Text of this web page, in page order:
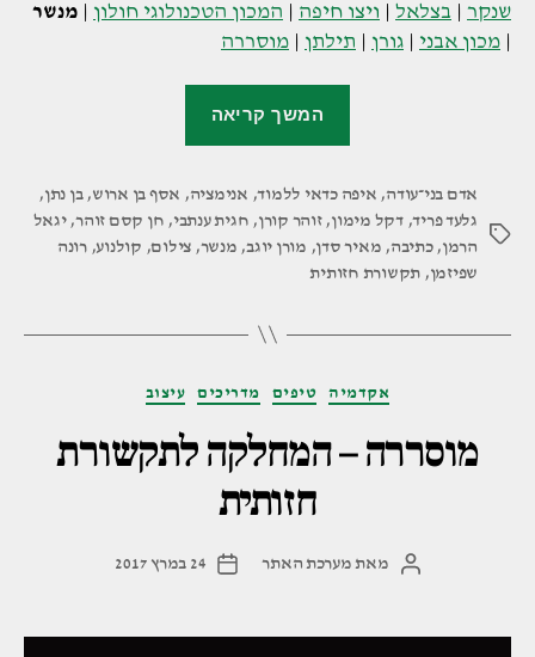
שנקר | בצלאל | ויצו חיפה | המכון הטכנולוגי חולון | מנשר
| מכון אבני | גורן | תילתן | מוסררה
המשך קריאה
לתקשורת
חזותית"
תגיות
אדם בני־עודה, איפה כדאי ללמוד, אנימציה, אסף בן ארוש,בן נתן,
גלעד פריד,דקל מימון,זוהר קורן, חגית ענתבי, חן קסם זוהר,יגאל
הרמן,כתיבה, מאיר סדן, מורן יוגב, מנשר, צילום, קולנוע,רונה
שפיזמן, תקשורת חזותית
קטגוריות אקדמיה טיפים מדריכים עיצוב
מוסררה – המחלקה לתקשורת
חזותית
המחבר
מאת מערכת האתר
תאריך
24 במרץ 2017